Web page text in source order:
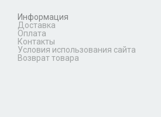
Информация
Доставка
Оплата
Контакты
Условия использования сайта
Возврат товара